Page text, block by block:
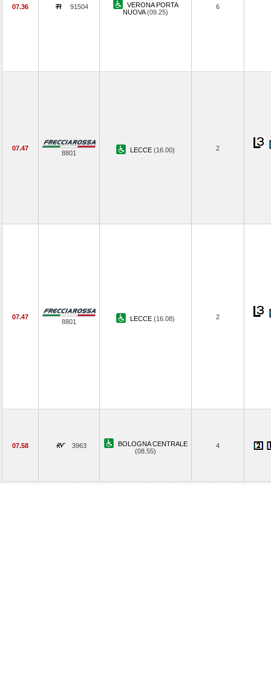
07.36 91504
VERONA PORTA
NUOVA(09.25)
6
07.47
8801 LECCE (16.00) 2
07.47
8801 LECCE (16.08) 2
07.58 3963
BOLOGNA CENTRALE
(08.55)
4